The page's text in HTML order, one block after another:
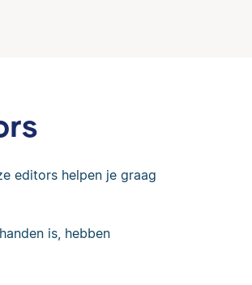
editors helpen je graag
is, hebben